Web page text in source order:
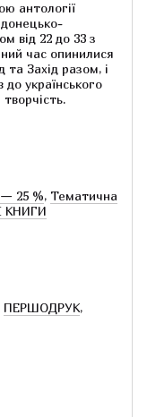
антології
донецько-
від 22 до 33 з
час опинилися
та Захід разом, і
до українського
25 %, Тематична
КНИГИ
ПЕРШОДРУК,